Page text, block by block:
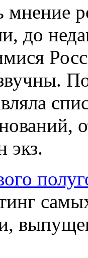
мнение
до
экз.